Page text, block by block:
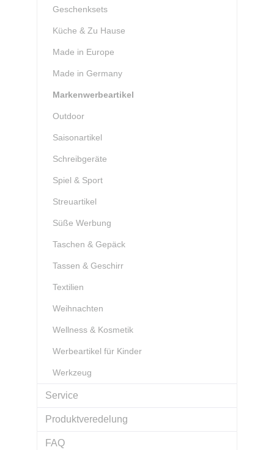
Geschenksets
Küche & Zu Hause
Made in Europe
Made in Germany
Markenwerbeartikel
Outdoor
Saisonartikel
Schreibgeräte
Spiel & Sport
Streuartikel
Süße Werbung
Taschen & Gepäck
Tassen & Geschirr
Textilien
Weihnachten
Wellness & Kosmetik
Werbeartikel für Kinder
Werkzeug
Service
Produktveredelung
FAQ